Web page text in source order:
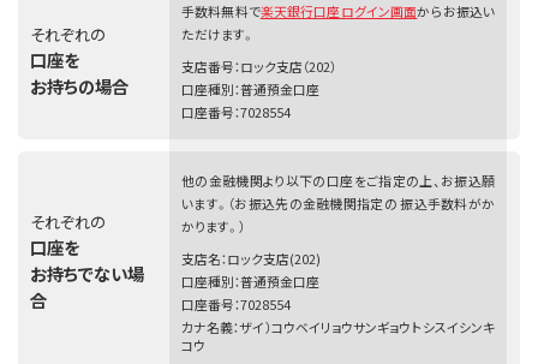
それぞれの
口座を
お持ちの場合
手数料無料で楽天銀行口座ログイン画面からお振込い
ただけます。
支店番号：ロック支店（202）
口座種別：普通預金口座
口座番号：7028554
それぞれの
口座を
お持ちでない場
合
他の金融機関より以下の口座をご指定の上、お振込願
います。（お振込先の金融機関指定の 振込手数料がか
かります。）
支店名：ロック支店(202)
口座種別：普通預金口座
口座番号：7028554
カナ名義：ザイ）コウベイリョウサンギョウトシスイシンキ
コウ